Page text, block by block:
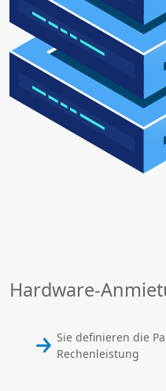
Hardware-
Sie definieren die
Rechenleistung